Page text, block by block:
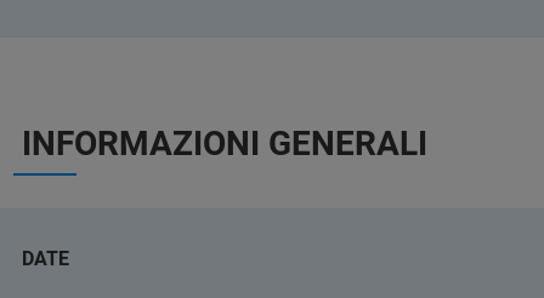
INFORMAZIONI GENERALI
DATE